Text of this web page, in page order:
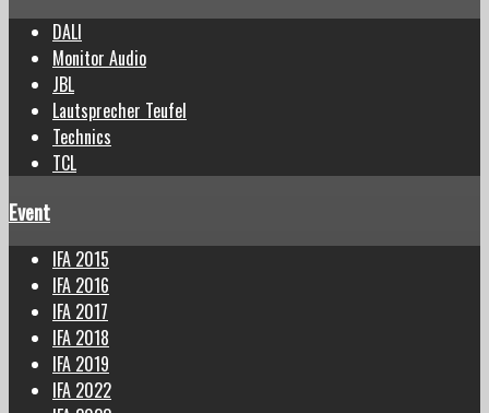
DALI
Monitor Audio
JBL
Lautsprecher Teufel
Technics
TCL
Event
IFA 2015
IFA 2016
IFA 2017
IFA 2018
IFA 2019
IFA 2022